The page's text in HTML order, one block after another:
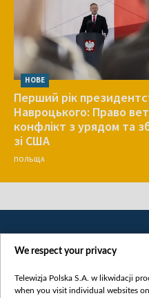
НОВЕ
Перший рік
Навроцького: Право
конфлікт з урядом та
зі США
ПОЛЬЩА
We respect your privacy
Telewizja Polska S.A. w likwidacji
when you visit individual websites